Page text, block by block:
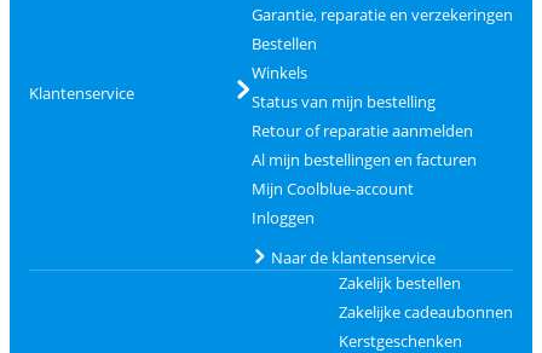
Klantenservice
Garantie, reparatie en verzekeringen
Bestellen
Winkels
Status van mijn bestelling
Retour of reparatie aanmelden
Al mijn bestellingen en facturen
Mijn Coolblue-account
Inloggen
Naar de klantenservice
Zakelijk bestellen
Zakelijke cadeaubonnen
Kerstgeschenken